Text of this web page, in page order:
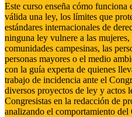
Este curso enseña cómo funciona
válida una ley, los límites que
estándares internacionales de
ninguna ley vulnere a las
comunidades campesinas, las
personas mayores o el medio
con la guía experta de quienes
trabajo de incidencia ante el
diversos proyectos de ley y actos
Congresistas en la redacción de
analizando el comportamiento del